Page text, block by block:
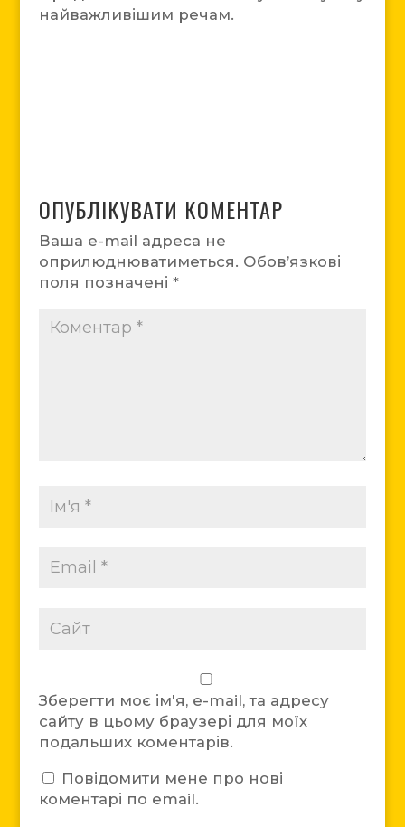
найважливішим речам.
ОПУБЛІКУВАТИ КОМЕНТАР
Ваша e-mail адреса не
оприлюднюватиметься. Обов’язкові
поля позначені *
Зберегти моє ім'я, e-mail, та адресу
сайту в цьому браузері для моїх
подальших коментарів.
Повідомити мене про нові
коментарі по email.